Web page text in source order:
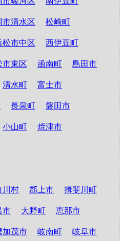
市清水区 松崎町
松市中区 西伊豆町
市東区 函南町 島田市
清水町 富士市
長泉町 磐田市
小山町 焼津市
川村 郡上市 揖斐川町
市 大野町 恵那市
加茂市 岐南町 岐阜市